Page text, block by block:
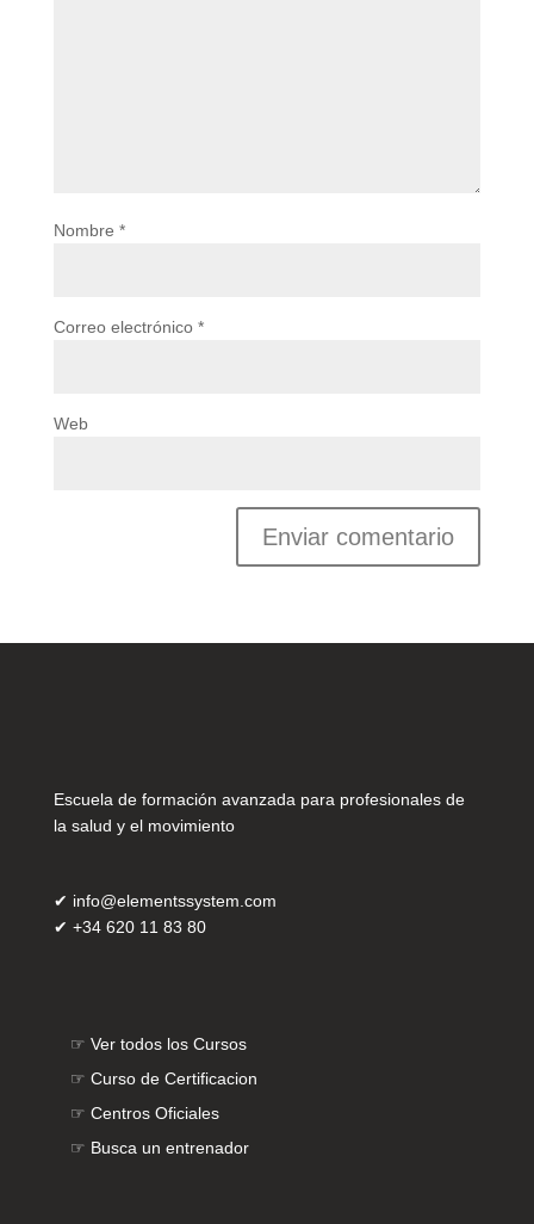
Nombre *
Correo electrónico *
Web
Escuela de formación avanzada para profesionales de
la salud y el movimiento
✔ info@elementssystem.com
✔ +34 620 11 83 80
☞ Ver todos los Cursos
☞ Curso de Certificacion
☞ Centros Oficiales
☞ Busca un entrenador